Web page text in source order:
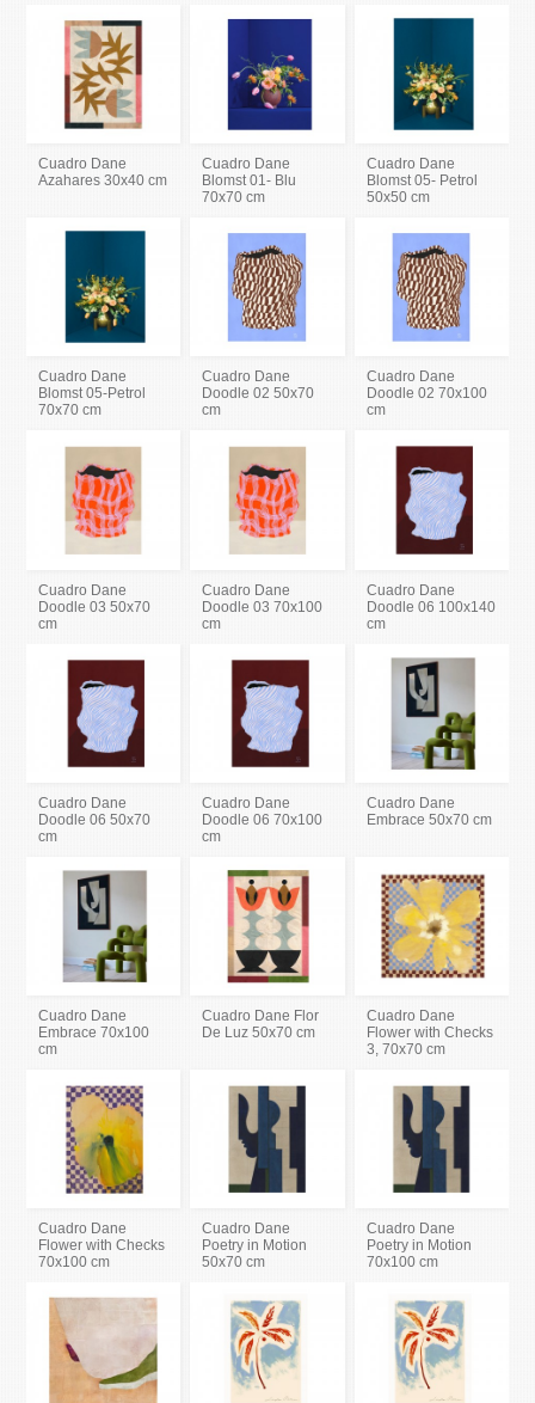
Cuadro Dane
Azahares 30x40 cm
Cuadro Dane
Blomst 01- Blu
70x70 cm
Cuadro Dane
Blomst 05- Petrol
50x50 cm
Cuadro Dane
Blomst 05-Petrol
70x70 cm
Cuadro Dane
Doodle 02 50x70
cm
Cuadro Dane
Doodle 02 70x100
cm
Cuadro Dane
Doodle 03 50x70
cm
Cuadro Dane
Doodle 03 70x100
cm
Cuadro Dane
Doodle 06 100x140
cm
Cuadro Dane
Doodle 06 50x70
cm
Cuadro Dane
Doodle 06 70x100
cm
Cuadro Dane
Embrace 50x70 cm
Cuadro Dane
Embrace 70x100
cm
Cuadro Dane Flor
De Luz 50x70 cm
Cuadro Dane
Flower with Checks
3, 70x70 cm
Cuadro Dane
Flower with Checks
70x100 cm
Cuadro Dane
Poetry in Motion
50x70 cm
Cuadro Dane
Poetry in Motion
70x100 cm